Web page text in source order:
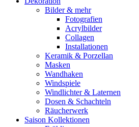
Bilder & mehr
Fotografien
Acrylbilder
Collagen
Installationen
Keramik & Porzellan
Masken
Wandhaken
Windspiele
Windlichter & Laternen
Dosen & Schachteln
Räucherwerk
Saison Kollektionen